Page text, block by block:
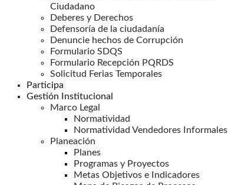
Ciudadano
Deberes y Derechos
Defensoría de la ciudadanía
Denuncie hechos de Corrupción
Formulario SDQS
Formulario Recepción PQRDS
Solicitud Ferias Temporales
Participa
Gestión Institucional
Marco Legal
Normatividad
Normatividad Vendedores Informales
Planeación
Planes
Programas y Proyectos
Metas Objetivos e Indicadores